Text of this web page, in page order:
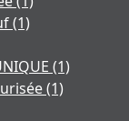
(1)
(1)
(1)